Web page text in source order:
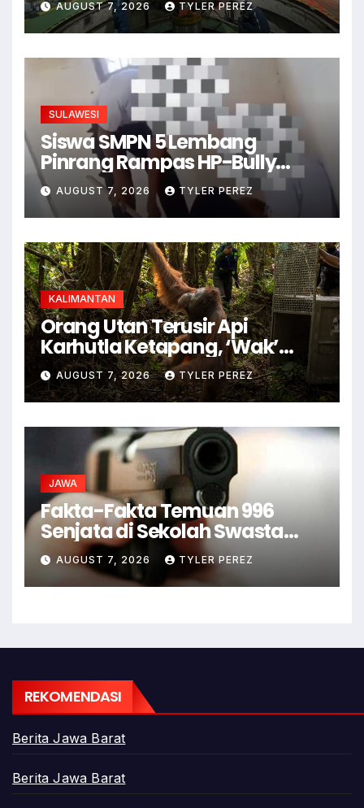
AUGUST 7, 2026 TYLER PEREZ
SULAWESI
Siswa SMPN 5 Lembang
Pinrang Rampas HP-Bully
Junior
AUGUST 7, 2026 TYLER PEREZ
KALIMANTAN
Orang Utan Terusir Api
Karhutla Ketapang, ‘Wak’
Kabur ke Kebun Warga
AUGUST 7, 2026 TYLER PEREZ
JAWA
Fakta-Fakta Temuan 996
Senjata di Sekolah Swasta
Jaksel
AUGUST 7, 2026 TYLER PEREZ
REKOMENDASI
Berita Jawa Barat
Berita Jawa Barat